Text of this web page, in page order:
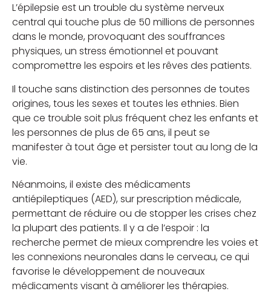
L’épilepsie est un trouble du système nerveux
central qui touche plus de 50 millions de personnes
dans le monde, provoquant des souffrances
physiques, un stress émotionnel et pouvant
compromettre les espoirs et les rêves des patients.
Il touche sans distinction des personnes de toutes
origines, tous les sexes et toutes les ethnies. Bien
que ce trouble soit plus fréquent chez les enfants et
les personnes de plus de 65 ans, il peut se
manifester à tout âge et persister tout au long de la
vie.
Néanmoins, il existe des médicaments
antiépileptiques (AED), sur prescription médicale,
permettant de réduire ou de stopper les crises chez
la plupart des patients. Il y a de l’espoir : la
recherche permet de mieux comprendre les voies et
les connexions neuronales dans le cerveau, ce qui
favorise le développement de nouveaux
médicaments visant à améliorer les thérapies.